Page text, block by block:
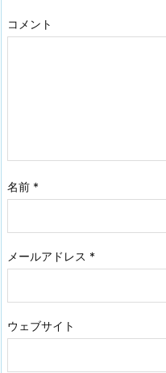
コメント
名前 *
メールアドレス *
ウェブサイト